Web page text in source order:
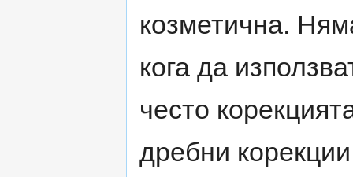
козметична.
кога да
често
дребни